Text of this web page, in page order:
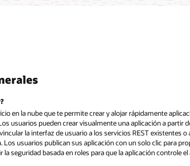
en la nube que te permite crear y alojar rápidamente
usuarios pueden crear visualmente una aplicación a partir
la interfaz de usuario a los servicios REST existentes
Los usuarios publican sus aplicación con un solo clic para
la seguridad basada en roles para que la aplicación controle